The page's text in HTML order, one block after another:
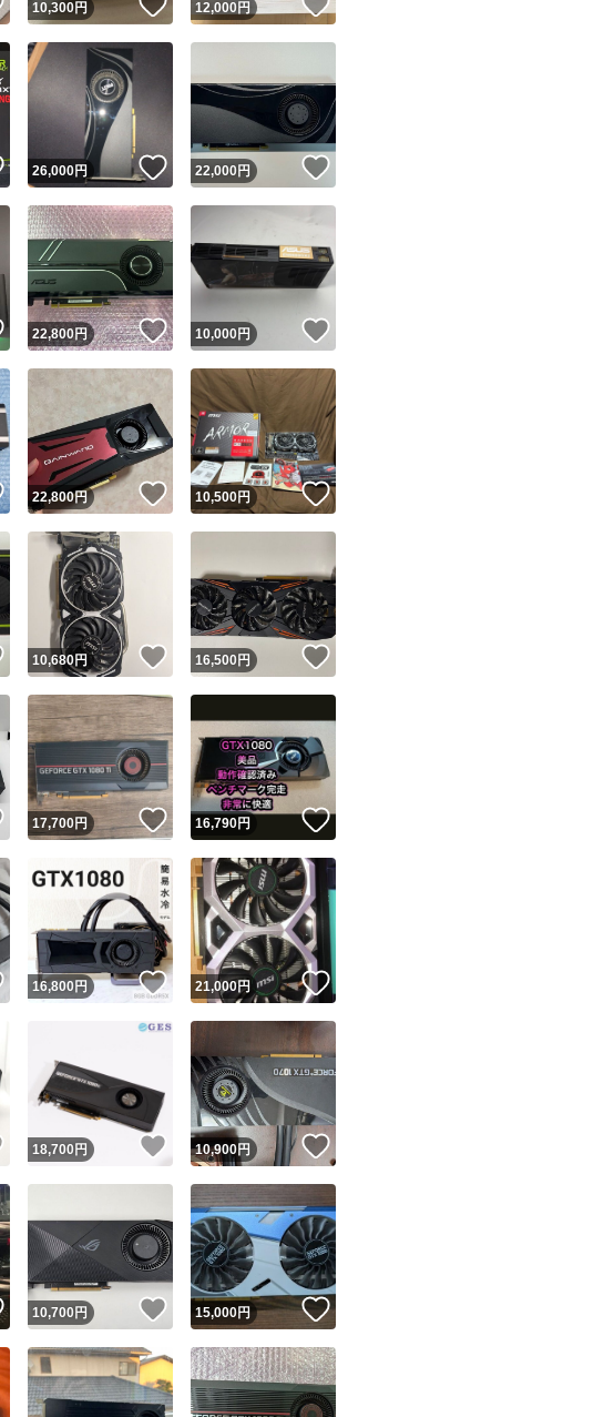
スピード&安心発送
※このバッジは実績に基づく表示であり、発送を保証しているものではありません
スピード＆安心発送
このユーザーは高頻度で24時間以内＆設定した発送日数内に発送してい
スピード発送 このユーザーは高頻度で24時間以内に発送しています
安心発送 このユーザーは設定した発送日数内に発送しています
出品ページへ
いいね！
10,300円 いいね！
12,000円
いいね！
26,000円 いいね！
22,000円
いいね！
22,800円 いいね！
10,000円
いいね！
22,800円 いいね！
10,500円 いいね！
いいね！
10,680円 いいね！
16,500円
いいね！
17,700円 いいね！
16,790円 いいね！
いいね！
16,800 円 いいね！
21,000円 いいね！
いいね！
18,700 円 いいね！
10,900円
いいね！
10,700円 いいね！
15,000円 いいね！